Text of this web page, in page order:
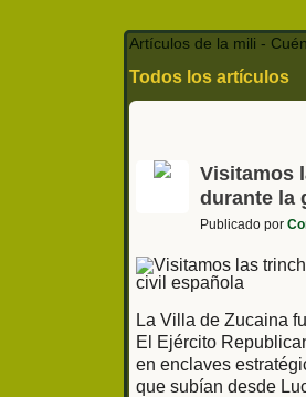
Artículos de la mili -
Todos los artículos
Compra y venta
Visitamos
durante la
Publicado por
La Villa de Zucaina
El Ejército
en enclaves
que subían desde